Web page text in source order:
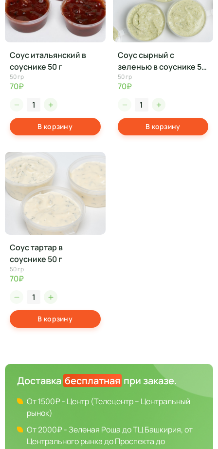
Соус итальянский в
соуснике 50 г
50 гр
70₽
В корзину
Соус сырный с
зеленью в соуснике 50
г
50 гр
70₽
В корзину
Соус тартар в
соуснике 50 г
50 гр
70₽
В корзину
Доставка бесплатная при заказе.
От 1500₽ - Центр (Телецентр – Центральный
рынок)
От 2000₽ - Зеленая Роща до ТЦ Башкирия, от
Центрального рынка до Проспекта до